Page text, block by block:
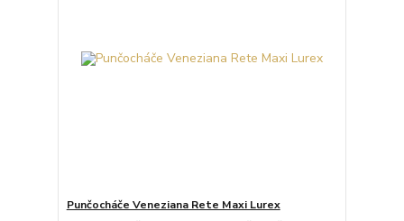
Punčocháče Veneziana Rete Maxi Lurex